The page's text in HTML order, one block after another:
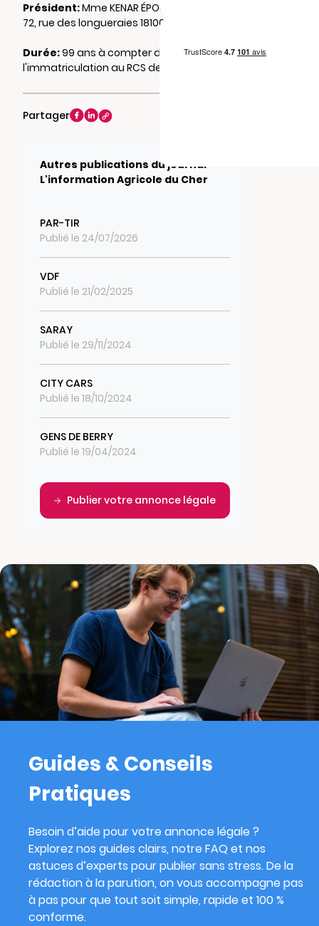
Président:Mme KENAR ÉPOUSE BAYRAM Ilknur
72, rue des longueraies 18100 VIERZON
Durée:99 ans à compter de
l'immatriculation au RCS de BOURGES
Partager
Autres publications du journal
L'information Agricole du Cher
PAR-TIR
Publié le 24/07/2026
VDF
Publié le 21/02/2025
SARAY
Publié le 29/11/2024
CITY CARS
Publié le 18/10/2024
GENS DE BERRY
Publié le 19/04/2024
Publier votre annonce légale
Guides & Conseils
Pratiques
Besoin d’aide pour votre annonce légale ?
Explorez nos guides clairs, notre FAQ et nos
astuces d’experts pour publier sans stress. De la
rédaction à la parution, on vous accompagne pas
à pas pour que tout soit simple, rapide et 100 %
conforme.